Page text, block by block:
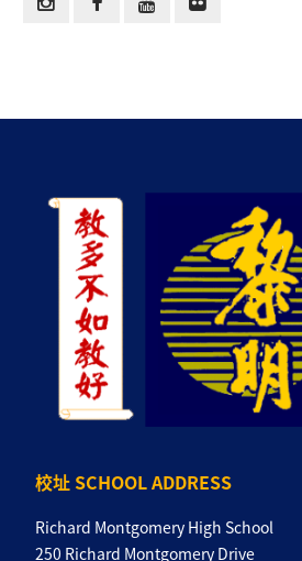
校址 SCHOOL ADDRESS
Richard Montgomery High School
250 Richard Montgomery Drive